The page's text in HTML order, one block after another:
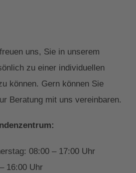
uns, Sie in unserem
zu einer individuellen
können. Gern können Sie
Beratung mit uns vereinbaren.
08:00 – 17:00 Uhr
16:00 Uhr